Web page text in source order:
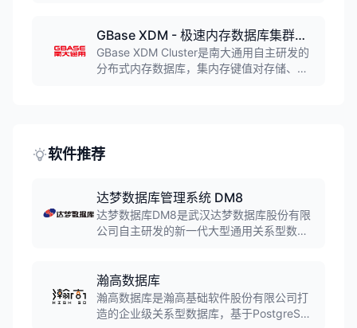
可用、弹性伸缩、高安全性等特性，支持AI
驱动应用、关键行业核心业务、互联网业务
和政企业务上云等多种场景。
GBase XDM - 极速内存数据库集群管理系统
GBase XDM Cluster是南大通用自主研发的
分布式内存数据库，集内存键值对存储、服
数据的快速定位和认证场景。
软件推荐
达梦数据库管理系统 DM8
达梦数据库DM8是武汉达梦数据库股份有限
公司自主研发的新一代大型通用关系型数据
能、高可用、高安全等特性，广泛应用于金
融、政府、电信、能源等关键行业核心业务
系统。
瀚高数据库
瀚高数据库是瀚高基础软件股份有限公司打
造的企业级关系型数据库，基于PostgreSQL